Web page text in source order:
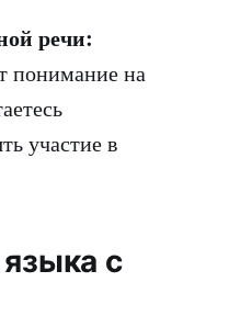
речи:
понимание на
участие в
с